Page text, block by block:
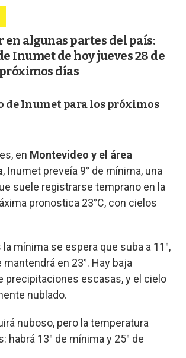
en algunas partes del país:
Inumet de hoy jueves 28 de
días
de Inumet para los próximos
en Montevideo y el área
, Inumet preveía 9° de mínima, una
suele registrarse temprano en la
pronostica 23°C, con cielos
la mínima se espera que suba a 11°,
en 23°. Hay baja
precipitaciones escasas, y el cielo
nublado.
nuboso, pero la temperatura
habrá 13° de mínima y 25° de